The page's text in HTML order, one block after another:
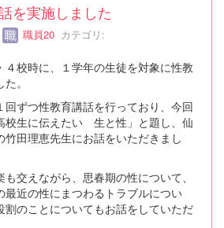
を実施しました
職員20 カテゴリ:
４校時に、１学年の生徒を対象に性教
。
回ずつ性教育講話を行っており、今回
校生に伝えたい 生と性」と題し、仙
竹田理恵先生にお話をいただきまし
交えながら、思春期の性について、
最近の性にまつわるトラブルについ
割のことについてもお話をしていただ